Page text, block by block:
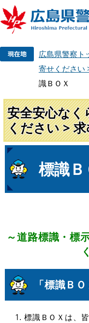
頭
で
す
。
飛
ば
し
て
本
広島県警察ト
寄せください
識ＢＯＸ
安全安心なく
ください >
文
標識Ｂ
～道路標識・標
「標識Ｂ
標識ＢＯＸは、